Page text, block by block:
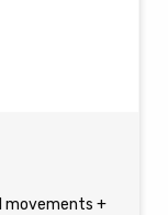
movements +